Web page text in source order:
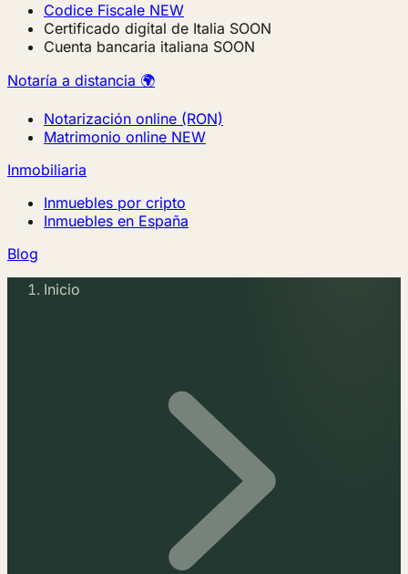
Codice Fiscale NEW
Certificado digital de Italia SOON
Cuenta bancaria italiana SOON
Notaría a distancia 🌍
Notarización online (RON)
Matrimonio online NEW
Inmobiliaria
Inmuebles por cripto
Inmuebles en España
Blog
Inicio